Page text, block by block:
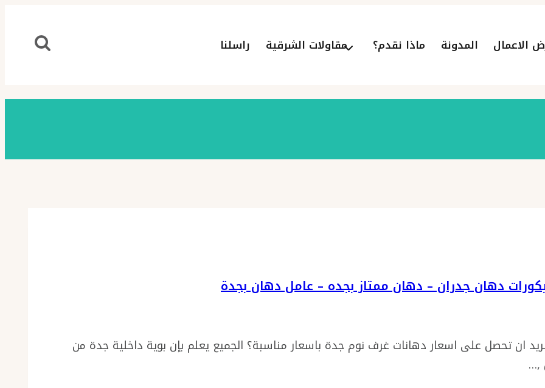
الاعمال المدونة ماذا نقدم؟ مقاولات الشرقية راسلنا
ان تحصل على اسعار دهانات غرف نوم جدة باسعار مناسبة؟ الجميع يعلم بإن بوية داخلية جدة من
,…